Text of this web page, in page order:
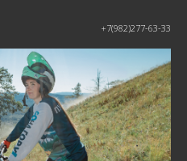
+7(982)277-63-33